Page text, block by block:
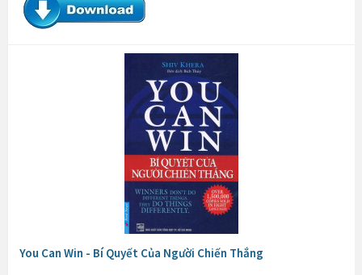
You Can Win - Bí Quyết Của Người Chiến Thắng